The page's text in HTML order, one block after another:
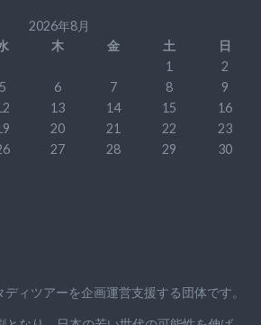
2026年8月
木 金 土
日
1
2
5 6 7 8
9
13 14 15
16
20 21 22
23
27 28 29
30
ィツアーを企画運営支援する団体です。